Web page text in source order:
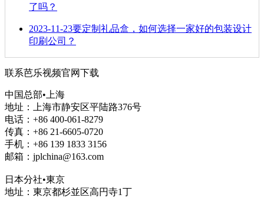
了吗？
2023-11-23要定制礼品盒，如何选择一家好的包装设计
印刷公司？
联系芭乐视频官网下载
中国总部•上海
地址：上海市静安区平陆路376号
电话：+86 400-061-8279
传真：+86 21-6605-0720
手机：+86 139 1833 3156
邮箱：jplchina@163.com
日本分社•東京
地址：東京都杉並区高円寺1丁